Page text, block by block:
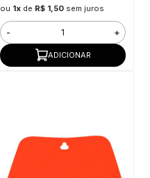
ou 1xde R$ 1,50 sem juros
- +
ADICIONAR